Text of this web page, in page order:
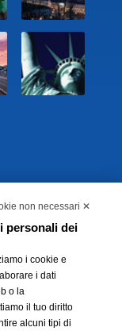
1/b - 20126 Milano -
Policy-Modello 231
non necessari ✕
personali dei
i cookie e
i dati
o la
il tuo diritto
alcuni tipi di